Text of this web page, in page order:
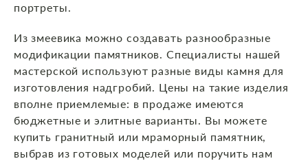
портреты.
Из змеевика можно создавать разнообразные
модификации памятников. Специалисты нашей
мастерской используют разные виды камня для
изготовления надгробий. Цены на такие изделия
вполне приемлемые: в продаже имеются
бюджетные и элитные варианты. Вы можете
купить гранитный или мраморный памятник,
выбрав из готовых моделей или поручить нам